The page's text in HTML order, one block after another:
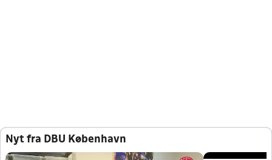
Nyt fra DBU København